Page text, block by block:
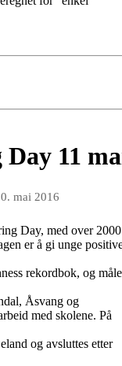
11
mai 2016
Day, med over 2000
er å gi unge
rekordbok, og
Åsvang og
med skolene. På
og avsluttes etter